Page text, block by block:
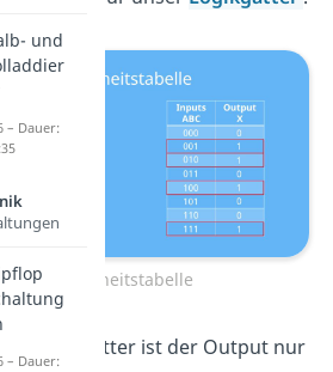
Wahrheitstabelle
XOR-Gatter ist der Output nur
und
– Dauer:
– Dauer: